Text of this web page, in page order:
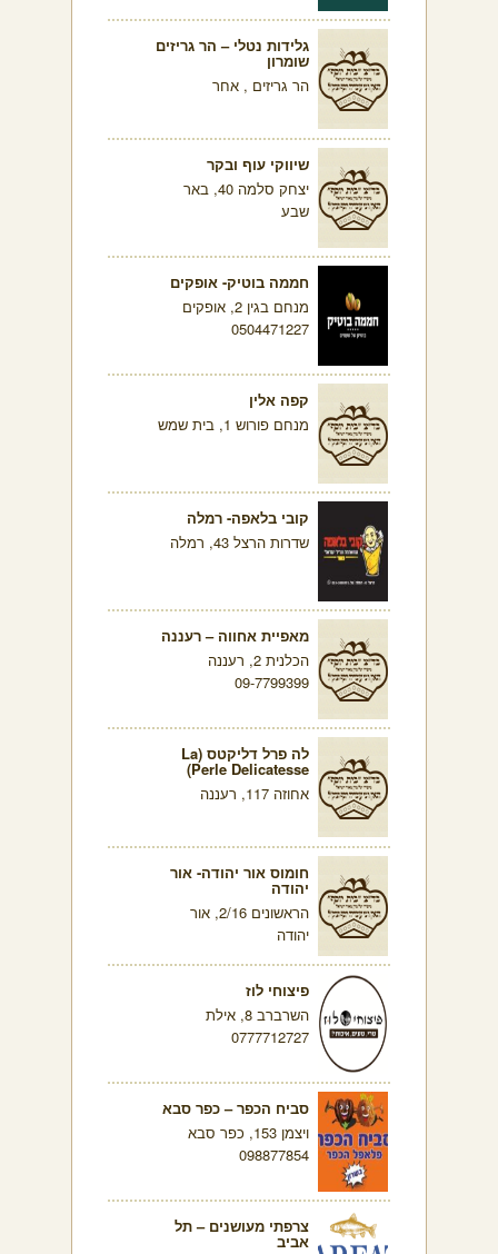
גלידות נטלי – הר גריזים
שומרון
הר גריזים , אחר
שיווקי עוף ובקר
יצחק סלמה 40, באר
שבע
חממה בוטיק- אופקים
מנחם בגין 2, אופקים
0504471227
קפה אלין
מנחם פורוש 1, בית שמש
קובי בלאפה- רמלה
שדרות הרצל 43, רמלה
מאפיית אחווה – רעננה
הכלנית 2, רעננה
09-7799399
לה פרל דליקטס (La
Perle Delicatesse)
אחוזה 117, רעננה
חומוס אור יהודה- אור
יהודה
הראשונים 2/16, אור
יהודה
פיצוחי לוז
השרברב 8, אילת
0777712727
סביח הכפר – כפר סבא
ויצמן 153, כפר סבא
098877854
צרפתי מעושנים – תל
אביב